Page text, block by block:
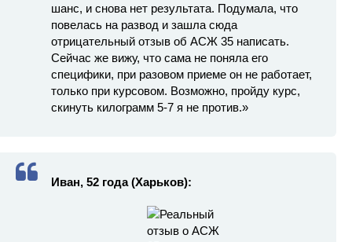
шанс, и снова нет результата. Подумала, что
повелась на развод и зашла сюда
отрицательный отзыв об АСЖ 35 написать.
Сейчас же вижу, что сама не поняла его
специфики, при разовом приеме он не работает,
только при курсовом. Возможно, пройду курс,
скинуть килограмм 5-7 я не против.»
Иван, 52 года (Харьков):